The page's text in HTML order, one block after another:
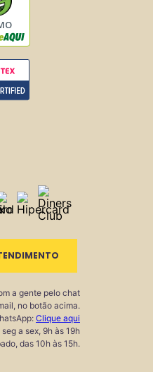
a gente pelo chat
no botão acima.
Clique aqui
a sex, 9h às 19h
das 10h às 15h.